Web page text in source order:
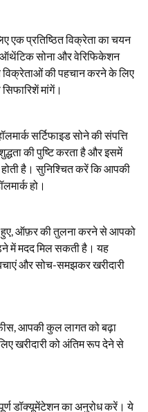
एक प्रतिष्ठित विक्रेता का चयन
ऑथेंटिक सोना और वेरिफिकेशन
विक्रेताओं की पहचान करने के लिए
सिफारिशें मांगें।
सर्टिफाइड सोने की संपत्ति
की पुष्टि करता है और इसमें
है। सुनिश्चित करें कि आपकी
हो।
हुए, ऑफ़र की तुलना करने से आपको
में मदद मिल सकती है। यह
और सोच-समझकर खरीदारी
आपकी कुल लागत को बढ़ा
खरीदारी को अंतिम रूप देने से
डॉक्यूमेंटेशन का अनुरोध करें। ये